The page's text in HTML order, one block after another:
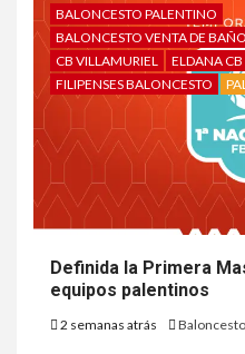
BALONCESTO PALENTINO
BALONCESTO VENTA DE
CB VILLAMURIEL
ELDANA CB
FILIPENSES BALONCESTO
Definida la Primera
equipos palentinos
2 semanas atrás